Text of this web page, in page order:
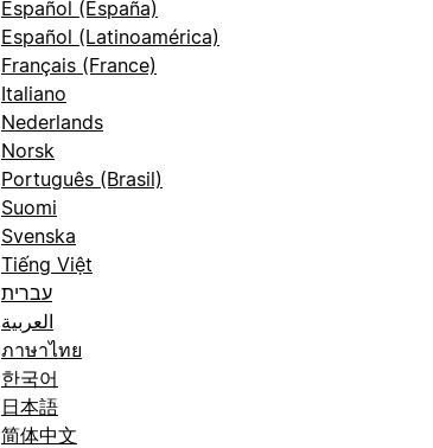
Español (España)
Español (Latinoamérica)
Français (France)
Italiano
Nederlands
Norsk
Português (Brasil)
Suomi
Svenska
Tiếng Việt
עברית
العربية
ภาษาไทย
한국어
日本語
简体中文